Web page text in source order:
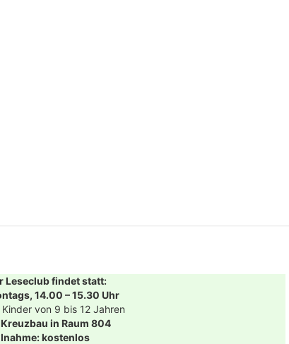
Leseclub findet statt:
14.00 – 15.30 Uhr
von 9 bis 12 Jahren
in Raum 804
kostenlos